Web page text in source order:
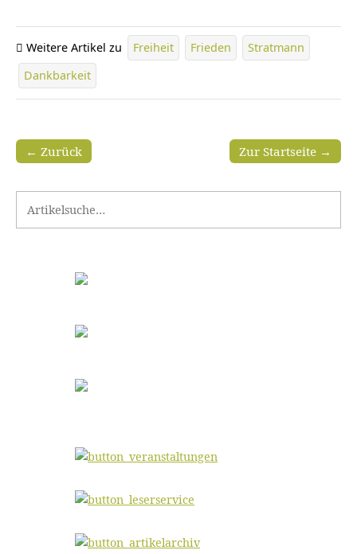
Weitere Artikel zu Freiheit Frieden
Stratmann
Dankbarkeit
Zur Startseite →
← Zurück